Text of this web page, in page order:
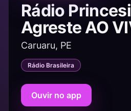
Rádio
Agreste AO
Caruaru, PE
Rádio Brasileira
Ouvir no app